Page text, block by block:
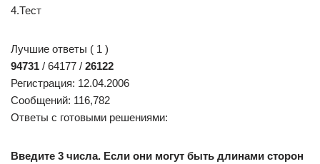
4.Тест
Лучшие ответы ( 1 )
94731 / 64177 / 26122
Регистрация: 12.04.2006
Сообщений: 116,782
Ответы с готовыми решениями:
Введите 3 числа. Если они могут быть длинами сторон